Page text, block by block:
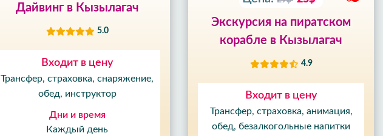
Дайвинг в Кызылагач
5.0
Входит в цену
Трансфер, страховка, снаряжение,
обед, инструктор
Дни и время
Каждый день
Экскурсия на пиратском
корабле в Кызылагач
4.9
Входит в цену
Трансфер, страховка, анимация,
обед, безалкогольные напитки